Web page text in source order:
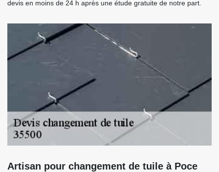
devis en moins de 24 h après une étude gratuite de notre part.
Artisan pour changement de tuile à Poce